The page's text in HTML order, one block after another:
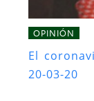
OPINIÓN
El
20-03-20